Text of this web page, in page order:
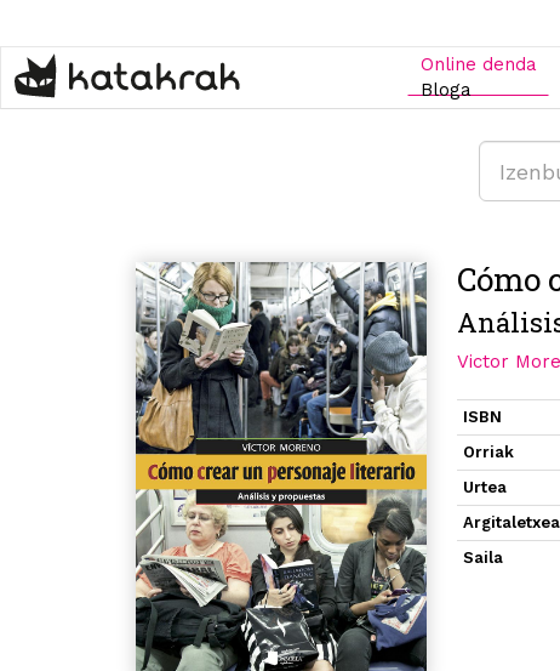
main
content
Online denda
Bloga
Cómo
Victor
ISBN
Orriak
Urtea
Argitaletxea
Saila